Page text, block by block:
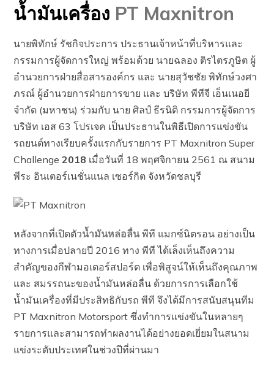
น้ำมันเครื่อง PT Maxnitron
นายพิทักษ์ รัชกิจประการ ประธานเจ้าหน้าที่บริหารและ
กรรมการผู้จัดการใหญ่ พร้อมด้วย นายฉลอง ติรไตรภูษิต ผู้
อำนวยการฝ่ายสื่อสารองค์กร และ นายสุวัชชัย พิทักษ์วงศา
ภรณ์ ผู้อำนวยการฝ่ายการขาย และ บริษัท พีทีจี เอ็นเนอยี
จำกัด (มหาชน) ร่วมกับ นาย ศิลป์ ธีรนิติ กรรมการผู้จัดการ
บริษัท เอส 63 โปรเจค เป็นประธานในพิธีเปิดการแข่งขัน
รถยนต์ทางเรียบครั้งแรกกับรายการ PT Maxnitron Super
Challenge2018 เมื่อวันที่ 18 พฤศจิกายน 2561 ณ สนาม
พีระ อินเตอร์เนชั่นแนล เซอร์กิต จังหวัดชลบุรี
หลังจากที่เปิดตัวน้ำมันหล่อลื่น พีที แมกซ์นิตรอน อย่างเป็น
ทางการเมื่อปลายปี 2016 ทาง พีที ได้เล็งเห็นถึงความ
สำคัญของกีฬามอเตอร์สปอร์ต เพื่อพิสูจน์ให้เห็นถึงคุณภาพ
และ สมรรถนะของน้ำมันหล่อลื่น ด้วยการการเลือกใช้
น้ำมันเครื่องที่มีประสิทธิกับรถ พีที จึงได้มีการสนับสนุนทีม
PT Maxnitron Motorsport ซึ่งทำการแข่งขันในหลายๆ
รายการและสามารถทำผลงานได้อย่างยอดเยี่ยมในสนาม
แข่งระดับประเทศในช่วงปีที่ผ่านมา